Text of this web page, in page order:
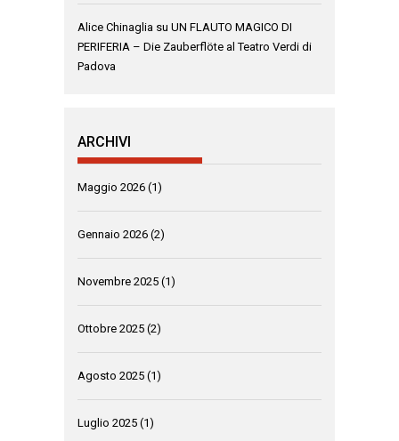
Alice Chinaglia su UN FLAUTO MAGICO DI
PERIFERIA – Die Zauberflöte al Teatro Verdi di
Padova
ARCHIVI
Maggio 2026 (1)
Gennaio 2026 (2)
Novembre 2025 (1)
Ottobre 2025 (2)
Agosto 2025 (1)
Luglio 2025 (1)